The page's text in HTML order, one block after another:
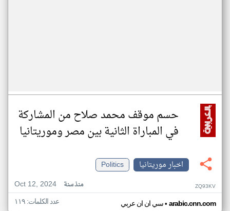
حسم موقف محمد صلاح من المشاركة
في المباراة الثانية بين مصر وموريتانيا
اخبار موريتانيا
Politics
Oct 12, 2024
منذ سنة ZQ93KV
سي ان ان عربي• arabic.cnn.com عدد الكلمات: ١١٩